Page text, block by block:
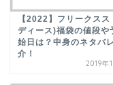
【2022】フリークスス
ディース)福袋の値段や
始日は？中身のネタバ
介！
2019年